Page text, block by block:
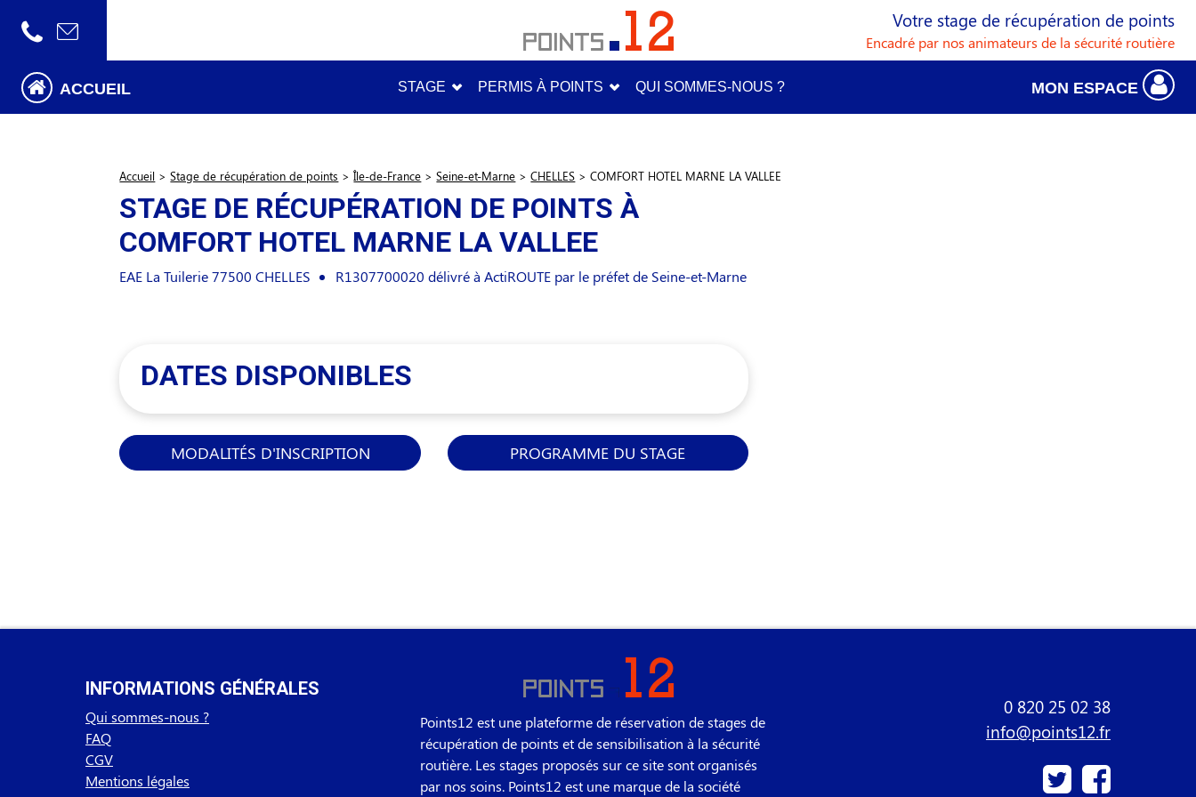
Votre stage de récupération de points
Encadré par nos animateurs de la sécurité routière
ACCUEIL STAGE PERMIS À POINTS QUI SOMMES-NOUS ? MON ESPACE
Accueil > Stage de récupération de points > Île-de-France > Seine-et-Marne > CHELLES > COMFORT HOTEL MARNE LA VALLEE
STAGE DE RÉCUPÉRATION DE POINTS À
COMFORT HOTEL MARNE LA VALLEE
EAE La Tuilerie 77500 CHELLES R1307700020 délivré à ActiROUTE par le préfet de Seine-et-Marne
DATES DISPONIBLES
MODALITÉS D'INSCRIPTION PROGRAMME DU STAGE
INFORMATIONS GÉNÉRALES
Qui sommes-nous ?
FAQ
CGV
Mentions légales
Points12 est une plateforme de réservation de stages de
récupération de points et de sensibilisation à la sécurité
routière. Les stages proposés sur ce site sont organisés
par nos soins. Points12 est une marque de la société
0 820 25 02 38
info@points12.fr